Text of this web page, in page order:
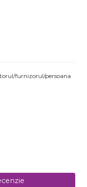
furnizorul/persoana